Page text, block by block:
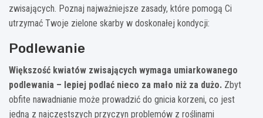
zwisających. Poznaj najważniejsze zasady, które pomogą Ci
utrzymać Twoje zielone skarby w doskonałej kondycji:
Podlewanie
Większość kwiatów zwisających wymaga umiarkowanego
podlewania – lepiej podlać nieco za mało niż za dużo. Zbyt
obfite nawadnianie może prowadzić do gnicia korzeni, co jest
jedną z najczęstszych przyczyn problemów z roślinami